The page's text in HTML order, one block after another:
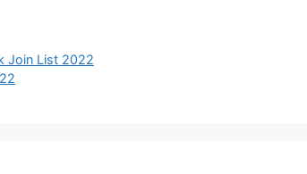
Join List 2022